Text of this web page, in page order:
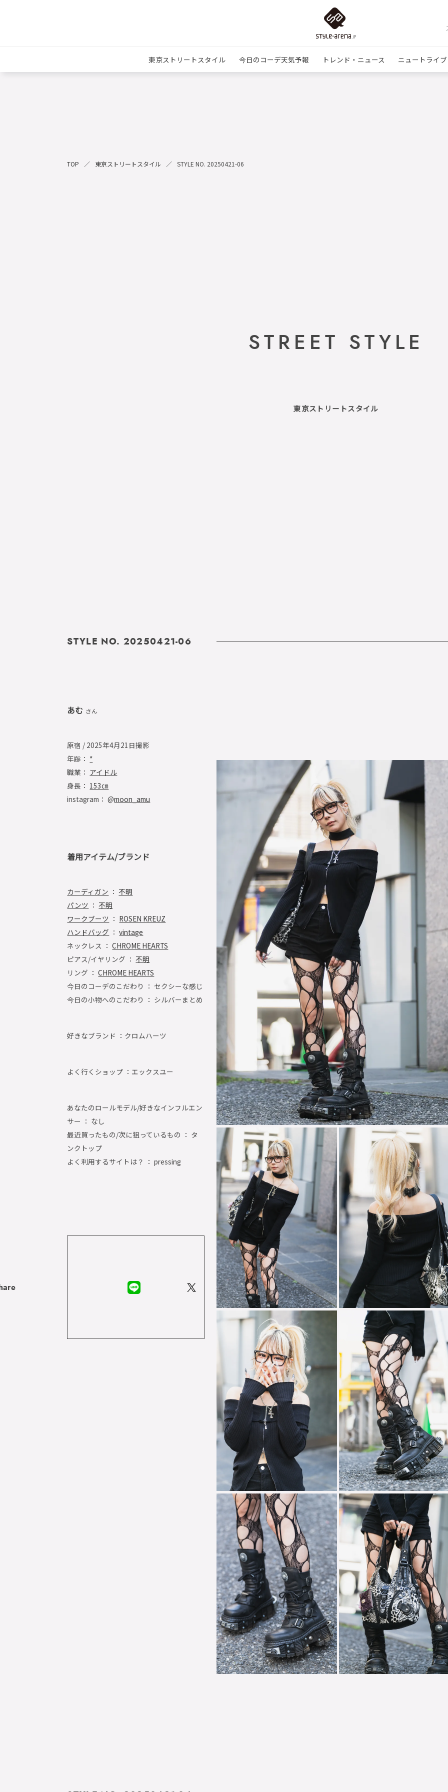
東京ストリートスタイル 今日のコーデ天気予報 トレンド・ニュース ニュートライブ
TOP 東京ストリートスタイル STYLE NO. 20250421-06
STREET STYLE
東京ストリートスタイル
STYLE NO. 20250421-06
あむ さん
原宿 / 2025年4月21日撮影
年齢： *
職業： アイドル
身長： 153㎝
instagram： @moon_amu
着用アイテム/ブランド
カーディガン ： 不明
パンツ ： 不明
ワークブーツ ： ROSEN KREUZ
ハンドバッグ ：vintage
ネックレス ：CHROME HEARTS
ピアス/イヤリング ： 不明
リング ：CHROME HEARTS
今日のコーデのこだわり ： セクシーな感じ
今日の小物へのこだわり ： シルバーまとめ
好きなブランド ： クロムハーツ
よく行くショップ ： エックスユー
あなたのロールモデル/好きなインフルエン
サー ： なし
最近買ったもの/次に狙っているもの ： タ
ンクトップ
よく利用するサイトは？ ： pressing